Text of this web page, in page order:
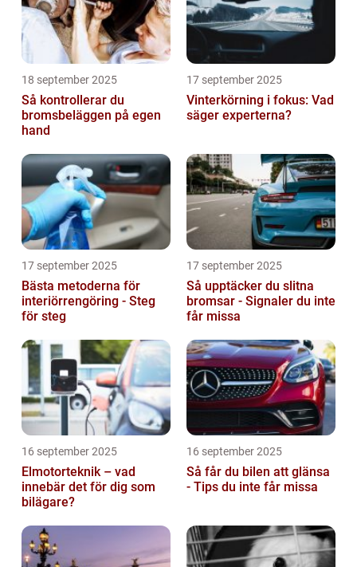
18 september 2025
Så kontrollerar du
bromsbeläggen på egen
hand
17 september 2025
Vinterkörning i fokus: Vad
säger experterna?
17 september 2025
Bästa metoderna för
interiörrengöring - Steg
för steg
17 september 2025
Så upptäcker du slitna
bromsar - Signaler du inte
får missa
16 september 2025
Elmotorteknik – vad
innebär det för dig som
bilägare?
16 september 2025
Så får du bilen att glänsa
- Tips du inte får missa